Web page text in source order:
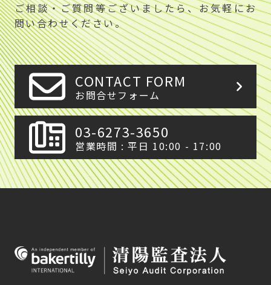
ご相談・ご質問等ございましたら、お気軽にお
問い合わせください。
CONTACT FORM
お問合せフォーム
03-6273-3650
営業時間 : 平日 10:00 - 17:00